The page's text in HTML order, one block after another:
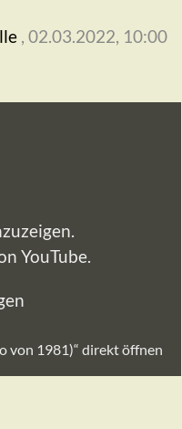
, 02.03.2022, 10:00
YouTube.
von 1981)“ direkt öffnen